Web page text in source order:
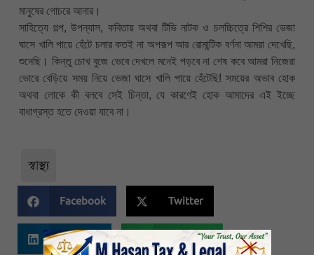
মানুষের গোচরে আনার।
সাহিত্যে গল্প, উপন্যাস, কবিতায় অথবা টিভি নাটক ও চলচ্চিত্রে শিশির ভেজা
ঘাসে খালি পায়ে হেঁটে চলার কতই না অপরূপ আর রোমান্টিক বর্ণনা আমরা দেখেছি,
শুনেছি। কিন্তু চোখ বুজে ভেবে দেখলে মনেই পড়বে না শেষ কবে আমরা নিজেরা
ভোরে বেড়িয়ে সময় নিয়ে ভেজা ঘাসে খালি পায়ে হেঁটেছি! সময়ের অভাব হোক
অথবা লোকে কী বলবে সেই চিন্তা, যে কারণেই হোক আমাদের এই ইচ্ছে
বাধাগ্রস্ত হতে দেওয়া যাবে না।
স্বাস্থ্য
Facebook Twitter
Linkedin Whatsapp